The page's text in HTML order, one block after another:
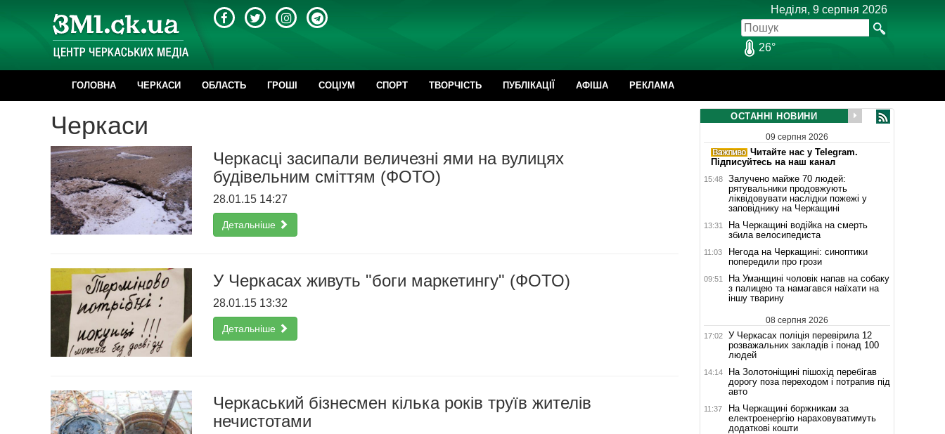
Неділя, 9 серпня 2026
26°
ГОЛОВНА ЧЕРКАСИ ОБЛАСТЬ ГРОШІ CОЦІУМ СПОРТ ТВОРЧІСТЬ ПУБЛІКАЦІЇ АФІША РЕКЛАМА
Черкаси
Черкасці засипали величезні ями на вулицях
будівельним сміттям (ФОТО)
28.01.15 14:27
Детальніше
У Черкасах живуть "боги маркетингу" (ФОТО)
28.01.15 13:32
Детальніше
Черкаський бізнесмен кілька років труїв жителів
нечистотами
ОСТАННІ НОВИНИ
09 серпня 2026
Читайте нас у Telegram.
Підписуйтесь на наш канал
15:48
Залучено майже 70 людей:
рятувальники продовжують
ліквідовувати наслідки пожежі у
заповіднику на Черкащині
13:31
На Черкащині водійка на смерть
збила велосипедиста
11:03
Негода на Черкащині: синоптики
попередили про грози
09:51
На Уманщині чоловік напав на собаку
з палицею та намагався наїхати на
іншу тварину
08 серпня 2026
17:02
У Черкасах поліція перевірила 12
розважальних закладів і понад 100
людей
14:14
На Золотоніщині пішохід перебігав
дорогу поза переходом і потрапив під
авто
11:37
На Черкащині боржникам за
електроенергію нараховуватимуть
додаткові кошти